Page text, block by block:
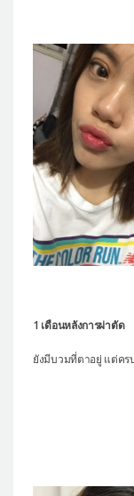
1 เดือนหลังการผ่าตัด
ยังมีบวมที่ตาอยู่ แต่คร